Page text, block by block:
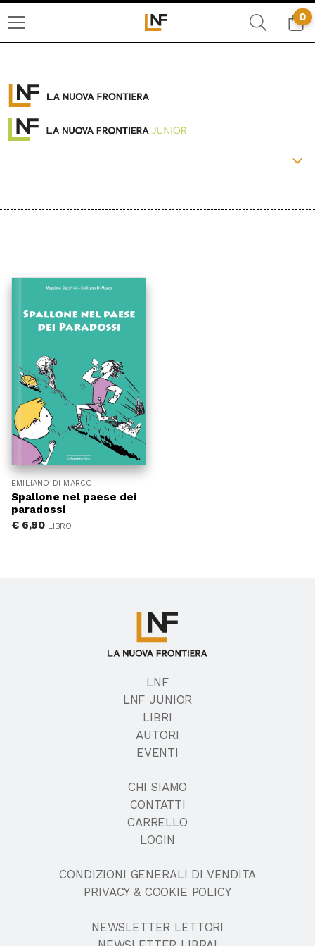
0
EMILIANO DI MARCO
Spallone nel paese dei
paradossi
€6,90 LIBRO
LNF
LNF JUNIOR
LIBRI
AUTORI
EVENTI
CHI SIAMO
CONTATTI
CARRELLO
LOGIN
CONDIZIONI GENERALI DI VENDITA
PRIVACY & COOKIE POLICY
NEWSLETTER LETTORI